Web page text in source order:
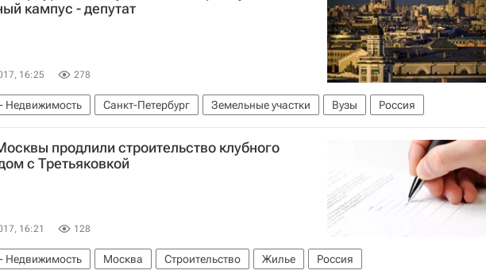
кампус - депутат
16:25 278
Недвижимость Санкт-Петербург Земельные участки Вузы Россия
продлили строительство клубного
с Третьяковкой
16:21 128
Недвижимость Москва Строительство Жилье Россия